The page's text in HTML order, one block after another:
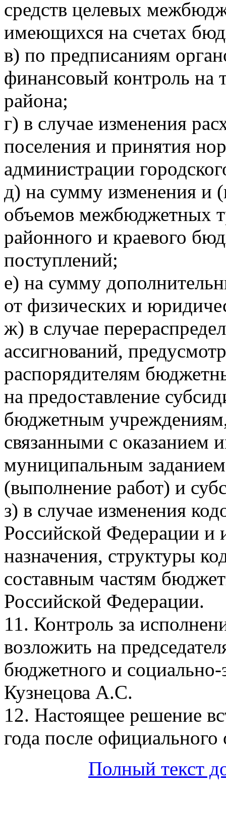
средств целевых
имеющихся на счетах
в) по предписаниям
финансовый контроль на
района;
г) в случае изменения
поселения и принятия
администрации
д) на сумму изменения и
объемов межбюджетных
районного и краевого
поступлений;
е) на сумму
от физических и
ж) в случае
ассигнований,
распорядителям
на предоставление
бюджетным
связанными с оказанием
муниципальным
(выполнение работ) и
з) в случае изменения
Российской Федерации и
назначения, структуры
составным частям
Российской Федерации.
11. Контроль за
возложить на
бюджетного и социально-
Кузнецова А.С.
12. Настоящее решение
года после официального
Полный текст